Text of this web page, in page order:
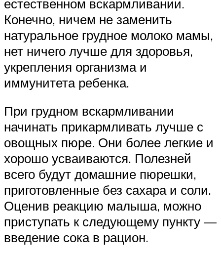
естественном вскармливании.
Конечно, ничем не заменить
натуральное грудное молоко мамы,
нет ничего лучше для здоровья,
укрепления организма и
иммунитета ребенка.
При грудном вскармливании
начинать прикармливать лучше с
овощных пюре. Они более легкие и
хорошо усваиваются. Полезней
всего будут домашние пюрешки,
приготовленные без сахара и соли.
Оценив реакцию малыша, можно
приступать к следующему пункту —
введение сока в рацион.